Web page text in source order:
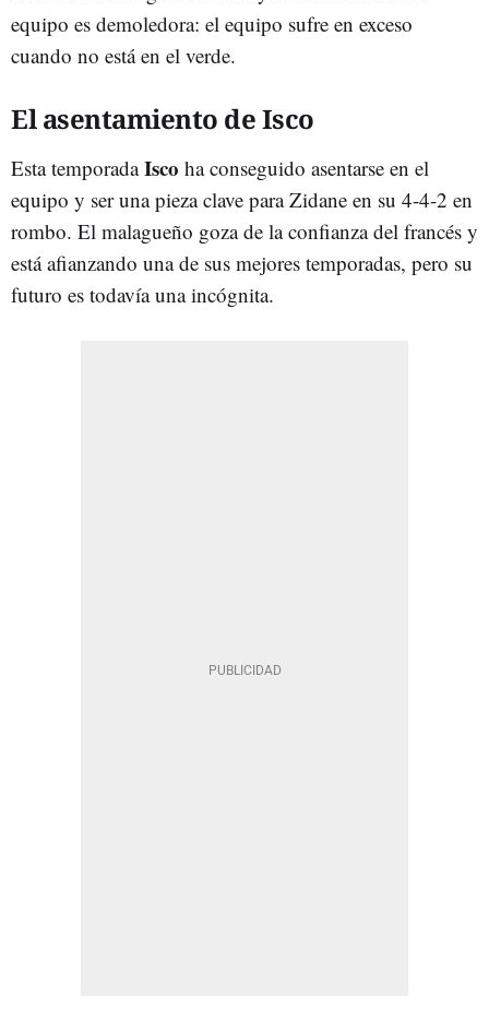
equipo es demoledora: el equipo sufre en exceso
cuando no está en el verde.
El asentamiento de Isco
Esta temporadaIsco ha conseguido asentarse en el
equipo y ser una pieza clave para Zidane en su 4-4-2 en
rombo. El malagueño goza de la confianza del francés y
está afianzando una de sus mejores temporadas, pero su
futuro es todavía una incógnita.